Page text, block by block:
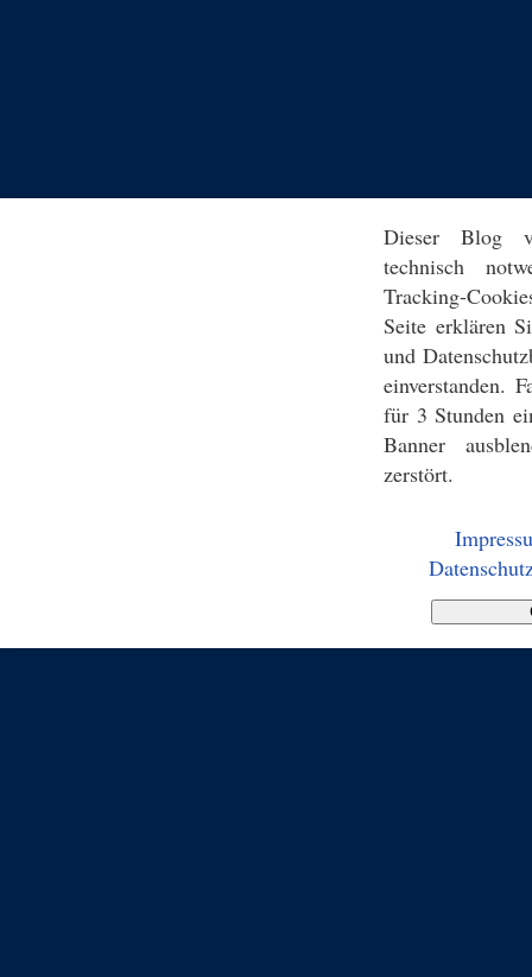
Dieser Blog
technisch
Tracking-
Seite erklären
und
einverstanden.
für 3 Stunden
Banner
zerstört.